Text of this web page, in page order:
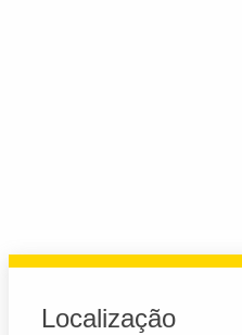
Localização